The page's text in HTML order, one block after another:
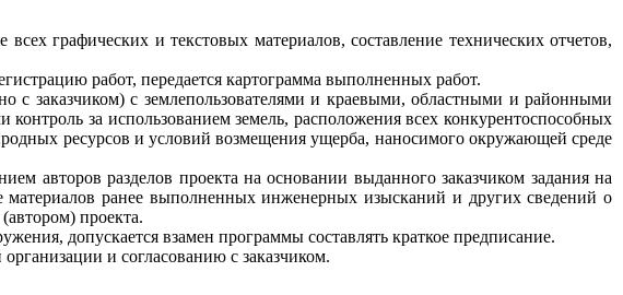
графических и текстовых материалов, составление технических отчетов,
работ, передается картограмма выполненных работ.
с заказчиком) с землепользователями и краевыми, областными и районными
за использованием земель, расположения всех конкурентоспособных
ресурсов и условий возмещения ущерба, наносимого окружающей среде
авторов разделов проекта на основании выданного заказчиком задания на
материалов ранее выполненных инженерных изысканий и других сведений о
проекта.
допускается взамен программы составлять краткое предписание.
и согласованию с заказчиком.